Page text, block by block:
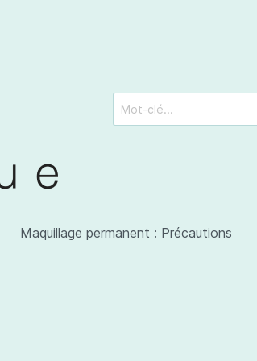
Maquillage permanent : Précautions